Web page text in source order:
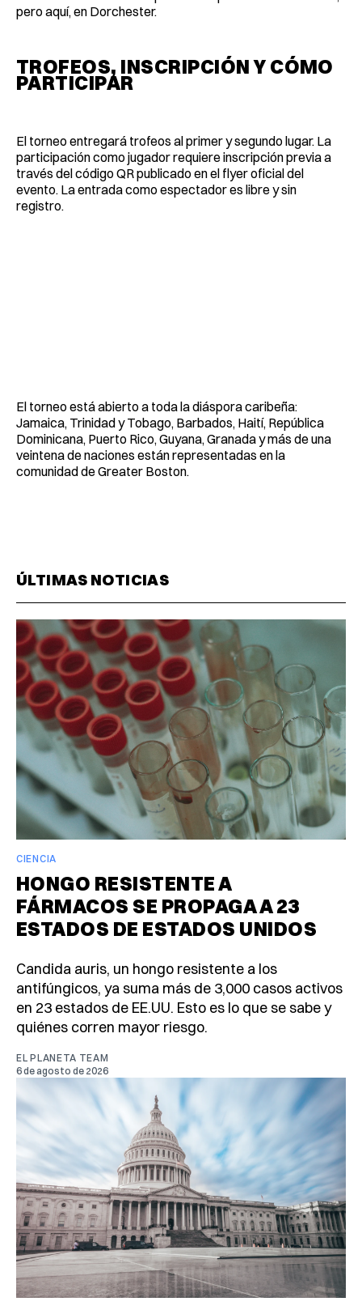
pero aquí, en Dorchester.
TROFEOS, INSCRIPCIÓN Y CÓMO
PARTICIPAR
El torneo entregará trofeos al primer y segundo lugar. La
participación como jugador requiere inscripción previa a
través del código QR publicado en el flyer oficial del
evento. La entrada como espectador es libre y sin
registro.
El torneo está abierto a toda la diáspora caribeña:
Jamaica, Trinidad y Tobago, Barbados, Haití, República
Dominicana, Puerto Rico, Guyana, Granada y más de una
veintena de naciones están representadas en la
comunidad de Greater Boston.
ÚLTIMAS NOTICIAS
CIENCIA
HONGO RESISTENTE A
FÁRMACOS SE PROPAGA A 23
ESTADOS DE ESTADOS UNIDOS
Candida auris, un hongo resistente a los
antifúngicos, ya suma más de 3,000 casos activos
en 23 estados de EE.UU. Esto es lo que se sabe y
quiénes corren mayor riesgo.
EL PLANETA TEAM
6 de agosto de 2026